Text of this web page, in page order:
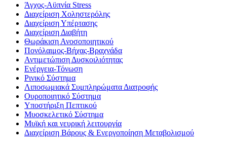
Άγχος-Αϋπνία Stress
Διαχείριση Χοληστερόλης
Διαχείριση Υπέρτασης
Διαχείριση Διαβήτη
Θωράκιση Ανοσοποιητικού
Πονόλαιμος-Βήχας-Βραχνάδα
Αντιμετώπιση Δυσκοιλιότητας
Eνέργεια-Τόνωση
Ρινικό Σύστημα
Λιποσωμιακά Συμπληρώματα Διατροφής
Ουροποιητικό Σύστημα
Υποστήριξη Πεπτικού
Μυοσκελετικό Σύστημα
Μυϊκή και νευρική λειτουργία
Διαχείριση Βάρους & Ενεργοποίηση Μεταβολισμού